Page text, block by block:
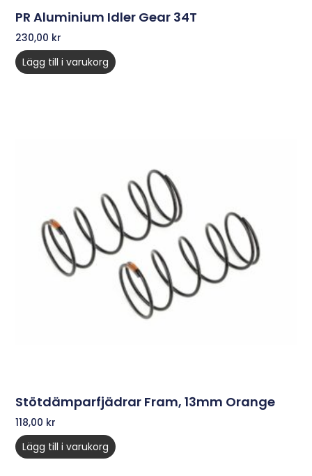
PR Aluminium Idler Gear 34T
230,00 kr
Lägg till i varukorg
Stötdämparfjädrar Fram, 13mm Orange
118,00 kr
Lägg till i varukorg